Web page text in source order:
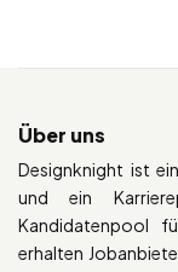
Über uns
Designknight ist
und ein
Kandidatenpool
erhalten